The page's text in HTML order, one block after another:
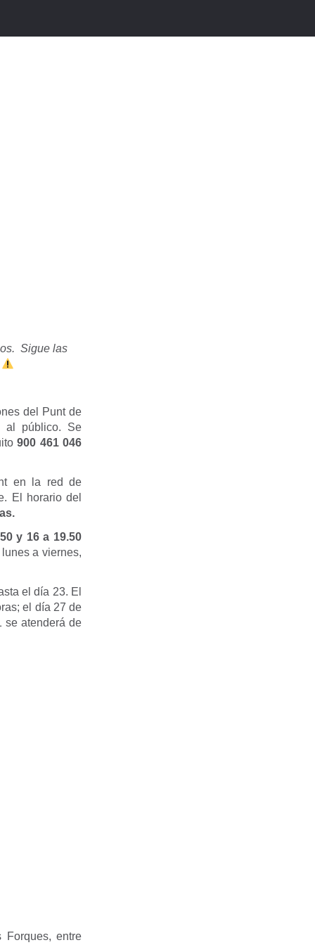
Sigue las
del Punt de
al público. Se
900 461 046
en la red de
El horario del
y 16 a 19.50
a viernes,
el día 23. El
el día 27 de
se atenderá de
entre